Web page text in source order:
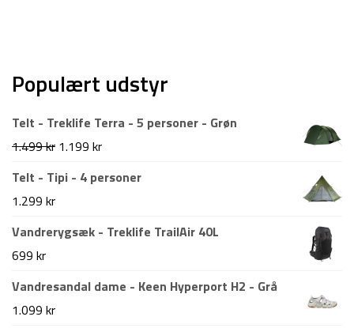
Populært udstyr
Telt - Treklife Terra - 5 personer - Grøn
1.499kr Den
oprindelige
1.499 kr.
1.199 krDen
1.199 kr.
Telt - Tipi - 4 personer
1.299 kr
Vandrerygsæk - Treklife TrailAir 40L
699 kr
Vandresandal dame - Keen Hyperport H2 - Grå
1.099 kr